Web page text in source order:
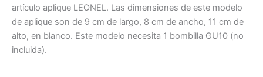
artículo aplique LEONEL. Las dimensiones de este modelo
de aplique son de 9 cm de largo, 8 cm de ancho, 11 cm de
alto, en blanco. Este modelo necesita 1 bombilla GU10 (no
incluida).